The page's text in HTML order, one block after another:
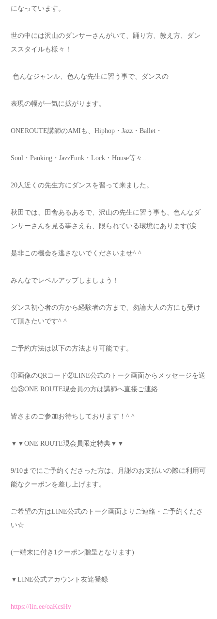
になっています。
世の中には沢山のダンサーさんがいて、踊り方、教え方、ダン
ススタイルも様々！
色んなジャンル、色んな先生に習う事で、ダンスの
表現の幅が一気に拡がります。
ONEROUTE講師のAMI も、 Hiphop ・ Jazz ・ Ballet ・
Soul ・ Panking ・ JazzFunk ・ Lock ・ House等々 …
20人近くの先生方にダンスを習って来ました。
秋田では、田舎あるあるで、 沢山の先生に習う事も、色んなダ
ンサーさんを見る事さえも、限られている環境にあります(涙
是非この機会を逃さないでくださいませ^ ^
みんなでレベルアップしましょう！
ダンス初心者の方から経験者の方まで、勿論大人の方にも受け
て頂きたいです^ ^
ご予約方法は以下の方法より可能です。
①画像のQRコード②LINE公式のトーク画面からメッセージを送
信③ONE ROUTE現会員の方は講師へ直接ご連絡
皆さまのご参加お待ちしております！ ^ ^
▼▼ONE ROUTE現会員限定特典 ▼▼
9/10までにご予約くださった方は、月謝のお支払いの際に利用可
能なクーポンを差し上げます。
ご希望の方はLINE公式のトーク画面よりご連絡・ご予約くださ
い☆
(一端末に付き 1クーポン贈呈となります)
▼LINE公式アカウント友達登録
https://lin.ee/oaKcsHv